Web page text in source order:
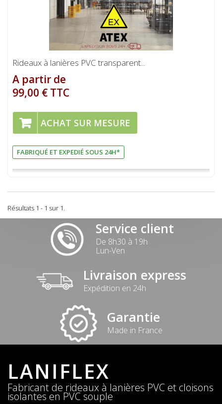
Rideaux à lanières PVC transparent...
A partir de
99,00 € TTC
ACHAT SUR MESURE
FABRIQUÉ ET EXPEDIÉ SOUS 24H*
Résultats 1 - 1 sur 1.
Service client
De 8h30 à 19h
Lun-Ven
Livraison express
Expédition en 24h
Garantie
Made in France
LANIFLEX
Fabricant de rideaux à lanières PVC et cloisons
isolantes en PVC souple